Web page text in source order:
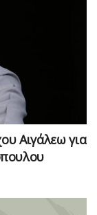
Αιγάλεω για